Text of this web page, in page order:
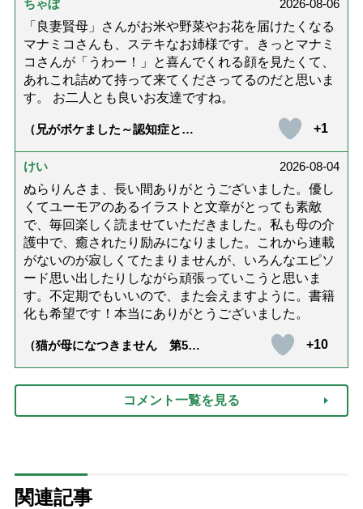
ちゃぼ
2026-08-06
「良妻賢母」さんがお米や野菜やお花を届けたくなる
マナミコさんも、ステキなお姉様です。きっとマナミ
コさんが「うわー！」と喜んでくれる顔を見たくて、
あれこれ詰めて持って来てくださってるのだと思いま
す。 お二人とも良いお友達ですね。
（兄がボケました～認知症と介
達』が届きました」）
+1
けい
2026-08-04
ぬらりんさま、長い間ありがとうございました。優し
くてユーモアのあるイラストと文章がとっても素敵
で、毎回楽しく読ませていただきました。私も母の介
護中で、癒されたり励みになりました。これから連載
がないのが寂しくてたまりませんが、いろんなエピソ
ード思い出したりしながら頑張っていこうと思いま
す。不定期でもいいので、また会えますように。書籍
化も希望です！本当にありがとうございました。
（猫が母になつきません 第500
+10
コメント一覧を見る
関連記事